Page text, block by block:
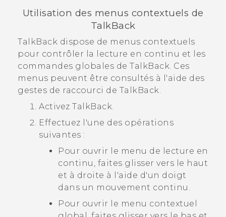
Utilisation des menus contextuels de
TalkBack
TalkBack dispose de menus contextuels
pour contrôler la lecture en continu et les
commandes globales de TalkBack. Ces
menus peuvent être consultés à l'aide des
gestes de raccourci de TalkBack.
Activez TalkBack.
Effectuez l'une des opérations
suivantes :
Pour ouvrir le menu de lecture en
continu, faites glisser vers le haut
et à droite à l'aide d'un doigt
dans un mouvement continu.
Pour ouvrir le menu contextuel